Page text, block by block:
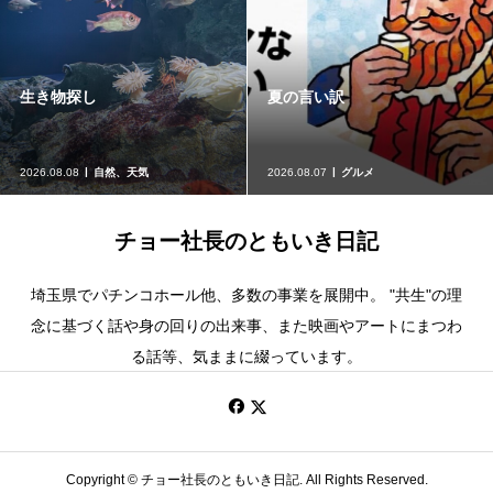
生き物探し
2026.08.08 自然、天気
夏の言い訳
2026.08.07 グルメ
チョー社長のともいき日記
埼玉県でパチンコホール他、多数の事業を展開中。 "共生"の理
念に基づく話や身の回りの出来事、また映画やアートにまつわ
る話等、気ままに綴っています。
Copyright ©チョー社長のともいき日記. All Rights Reserved.